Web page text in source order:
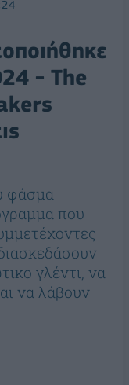
- The
φάσμα
που
γλέντι, να
να λάβουν